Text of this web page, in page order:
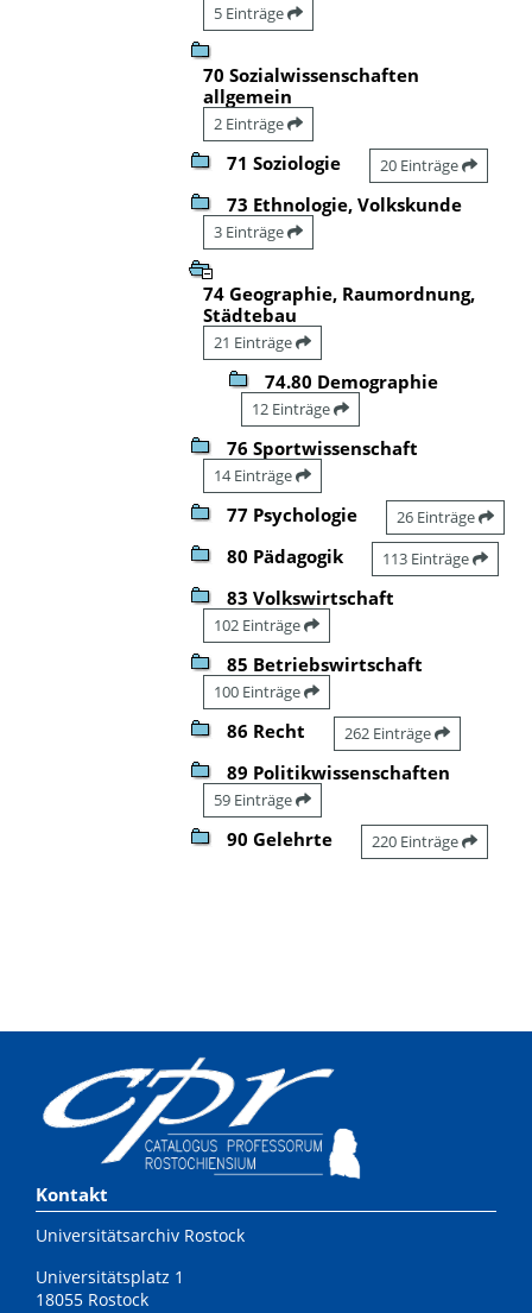
5 Einträge
70 Sozialwissenschaften
allgemein
2 Einträge
71 Soziologie 20 Einträge
73 Ethnologie, Volkskunde
3 Einträge
74 Geographie, Raumordnung,
Städtebau
21 Einträge
74.80 Demographie
12 Einträge
76 Sportwissenschaft
14 Einträge
77 Psychologie 26 Einträge
80 Pädagogik 113 Einträge
83 Volkswirtschaft
102 Einträge
85 Betriebswirtschaft
100 Einträge
86 Recht 262 Einträge
89 Politikwissenschaften
59 Einträge
90 Gelehrte 220 Einträge
Kontakt
Universitätsarchiv Rostock
Universitätsplatz 1
18055 Rostock